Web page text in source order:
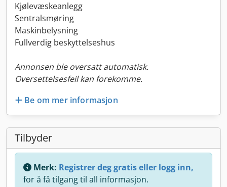
Kjølevæskeanlegg
Sentralsmøring
Maskinbelysning
Fullverdig beskyttelseshus
Annonsen ble oversatt automatisk.
Oversettelsesfeil kan forekomme.
Be om mer informasjon
Tilbyder
Merk: Registrer deg gratis eller logg inn,
for å få tilgang til all informasjon.